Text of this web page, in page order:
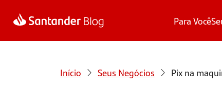
Para Você
Início Seus Negócios Pix na